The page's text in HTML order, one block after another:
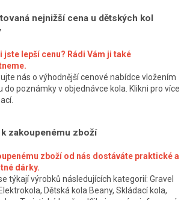
nejnižší cena u dětských kol
jste lepší cenu? Rádi Vám ji také
nás o výhodnější cenové nabídce vložením
do poznámky v objednávce kola. Klikni pro více
k zakoupenému zboží
zboží od nás dostáváte praktické a
dárky.
týkají výrobků následujících kategorií: Gravel
Dětská kola Beany, Skládací kola,